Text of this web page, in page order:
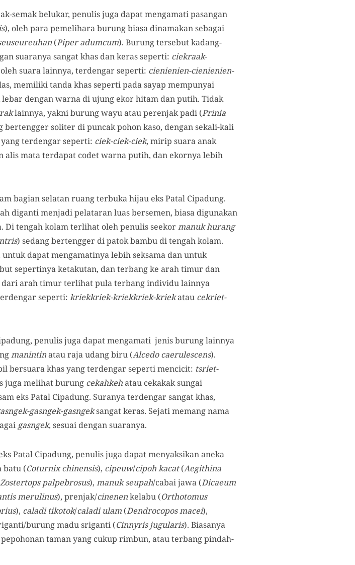
semak belukar, penulis juga dapat mengamati pasangan
), oleh para pemelihara burung biasa dinamakan sebagai
(Piper adumcum). Burung tersebut kadang-
suaranya sangat khas dan keras seperti: ciekraak-
suara lainnya, terdengar seperti: cienienien-cienienien-
memiliki tanda khas seperti pada sayap mempunyai
dengan warna di ujung ekor hitam dan putih. Tidak
lainnya, yakni burung wayu atau perenjak padi (Prinia
soliter di puncak pohon kaso, dengan sekali-kali
terdengar seperti: ciek-ciek-ciek, mirip suara anak
alis mata terdapat codet warna putih, dan ekornya lebih
bagian selatan ruang terbuka hijau eks Patal Cipadung.
diganti menjadi pelataran luas bersemen, biasa digunakan
tengah kolam terlihat oleh penulis seekormanuk hurang
) sedang bertengger di patok bambu di tengah kolam.
dapat mengamatinya lebih seksama dan untuk
sepertinya ketakutan, dan terbang ke arah timur dan
dari arah timur terlihat pula terbang individu lainnya
seperti: kriekkriek-kriekkriek-kriekatau cekriet-
penulis juga dapat mengamati jenis burung lainnya
manintinatau raja udang biru (Alcedo caerulescens).
bersuara khas yang terdengar seperti mencicit: tsriet-
juga melihat burung cekahkehatau cekakak sungai
eks Patal Cipadung. Suranya terdengar sangat khas,
gasngek-gasngeksangat keras. Sejati memang nama
gasngek, sesuai dengan suaranya.
Patal Cipadung, penulis juga dapat menyaksikan aneka
batu (Coturnix chinensis), cipeuw/cipoh kacat(Aegithina
Zostertops palpebrosus), manuk seupah/cabai jawa (Dicaeum
merulinus), prenjak/cinenenkelabu (Orthotomus
), caladi tikotok/caladi ulam (Dendrocopos macei),
burung madu sriganti (Cinnyris jugularis). Biasanya
taman yang cukup rimbun, atau terbang pindah-